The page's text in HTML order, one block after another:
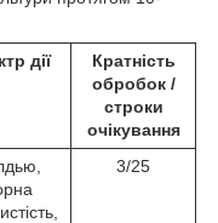
дії
Кратність
обробок /
строки
очікування
3/25